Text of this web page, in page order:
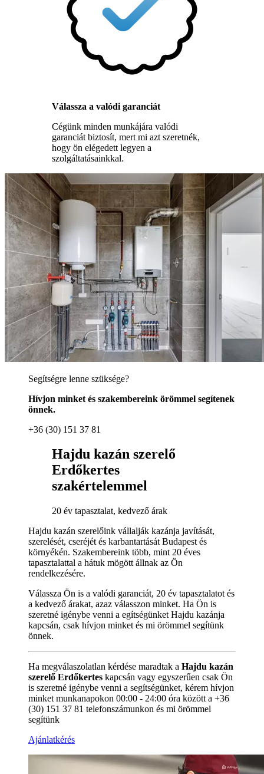
Válassza a valódi garanciát
Cégünk minden munkájára valódi
garanciát biztosít, mert mi azt szeretnék,
hogy ön elégedett legyen a
szolgáltatásainkkal.
Segítségre lenne szüksége?
Hívjon minket és szakembereink örömmel segítenek
önnek.
+36 (30) 151 37 81
Hajdu kazán szerelő
Erdőkertes
szakértelemmel
20 év tapasztalat, kedvező árak
Hajdu kazán szerelőink vállalják kazánja javítását,
szerelését, cseréjét és karbantartását Budapest és
környékén. Szakembereink több, mint 20 éves
tapasztalattal a hátuk mögött állnak az Ön
rendelkezésére.
Válassza Ön is a valódi garanciát, 20 év tapasztalatot és
a kedvező árakat, azaz válasszon minket. Ha Ön is
szeretné igénybe venni a egítségünket Hajdu kazánja
kapcsán, csak hívjon minket és mi örömmel segítünk
önnek.
Ha megválaszolatlan kérdése maradtak a Hajdu kazán
szerelő Erdőkertes kapcsán vagy egyszerűen csak Ön
is szeretné igénybe venni a segítségünket, kérem hívjon
minket munkanapokon 00:00 - 24:00 óra között a +36
(30) 151 37 81 telefonszámunkon és mi örömmel
segítünk
Ajánlatkérés